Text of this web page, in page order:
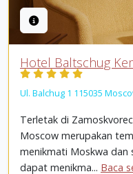
Hotel Baltschug
Ul. Balchug 1 115035
Terletak di
Moscow merupakan
menikmati Moskwa dan
dapat menikma... Baca